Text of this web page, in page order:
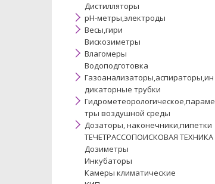
Дистилляторы
pH-метры,электроды
Весы,гири
Вискозиметры
Влагомеры
Водоподготовка
Газоанализаторы,аспираторы,ин
дикаторные трубки
Гидрометеорологическое,параме
тры воздушной среды
Дозаторы, наконечники,пипетки
ТЕЧЕТРАССОПОИСКОВАЯ ТЕХНИКА
Дозиметры
Инкубаторы
Камеры климатические